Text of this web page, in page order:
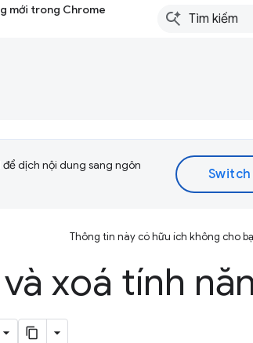
mới trong Chrome
dịch nội dung sang ngôn
Thông tin này có hữu ích không cho
xoá tính